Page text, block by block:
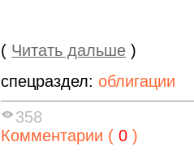
( Читать дальше )
спецраздел: облигации
358
Комментарии ( 0 )